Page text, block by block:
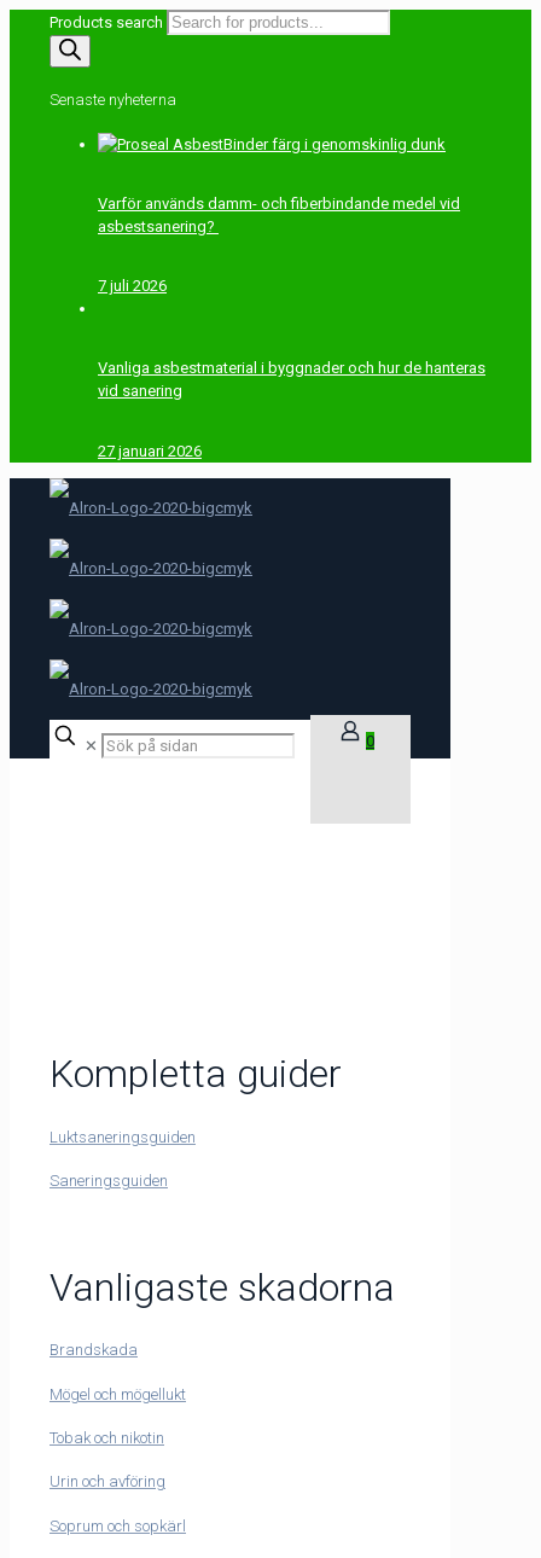
Products search
Senaste nyheterna
Varför används damm- och fiberbindande medel vid
asbestsanering?
7 juli 2026
Vanliga asbestmaterial i byggnader och hur de hanteras
vid sanering
27 januari 2026
0
✕
Kompletta guider
Luktsaneringsguiden
Saneringsguiden
Vanligaste skadorna
Brandskada
Mögel och mögellukt
Tobak och nikotin
Urin och avföring
Soprum och sopkärl